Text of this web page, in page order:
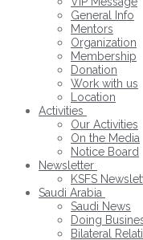
General Info
Mentors
Organization
Membership
Donation
Work with us
Location
Activities
Our Activities
On the Media
Notice Board
Newsletter
KSFS
Saudi Arabia
Saudi News
Doing
Bilateral